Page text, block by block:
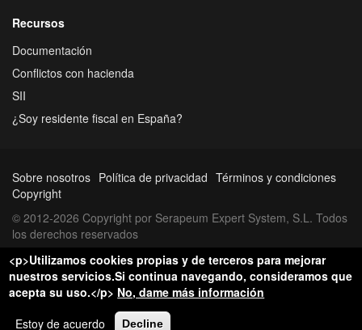
Recursos
Documentación
Conflictos con hacienda
SII
¿Soy residente fiscal en España?
Sobre nosotros Política de privacidad Términos y condiciones
Copyright
© 2012-2026 Copyright por Serapeum Expert System, S.L. Todos
los derechos reservados
<p>Utilizamos cookies propias y de terceros para mejorar
nuestros servicios.Si continua navegando, consideramos que
acepta su uso.</p> No, dame más información
Estoy de acuerdo
Decline